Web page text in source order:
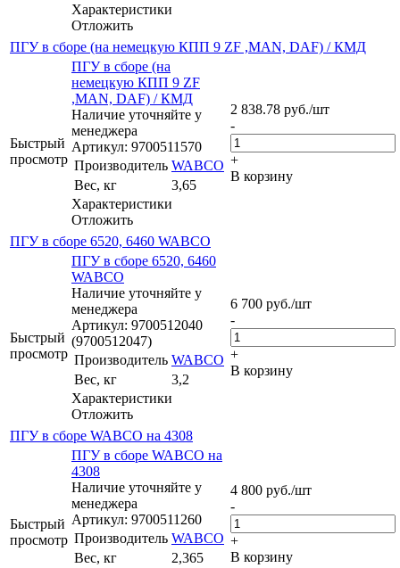
Характеристики
Отложить
ПГУ в сборе (на немецкую КПП 9 ZF ,MAN, DAF) / КМД
Быстрый
просмотр
ПГУ в сборе (на
немецкую КПП 9 ZF
,MAN, DAF) / КМД
Наличие уточняйте у
менеджера
Артикул: 9700511570
Производитель WABCO
Вес, кг
3,65
Характеристики
Отложить
2 838.78 руб./шт
-
+
В корзину
ПГУ в сборе 6520, 6460 WABCO
Быстрый
просмотр
ПГУ в сборе 6520, 6460
WABCO
Наличие уточняйте у
менеджера
Артикул: 9700512040
(9700512047)
Производитель WABCO
Вес, кг
3,2
Характеристики
Отложить
6 700 руб./шт
-
+
В корзину
ПГУ в сборе WABCO на 4308
Быстрый
просмотр
ПГУ в сборе WABCO на
4308
Наличие уточняйте у
менеджера
Артикул: 9700511260
Производитель WABCO
Вес, кг
2,365
4 800 руб./шт
-
+
В корзину